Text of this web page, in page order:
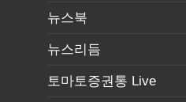
뉴스북
뉴스리듬
토마토증권통 Live